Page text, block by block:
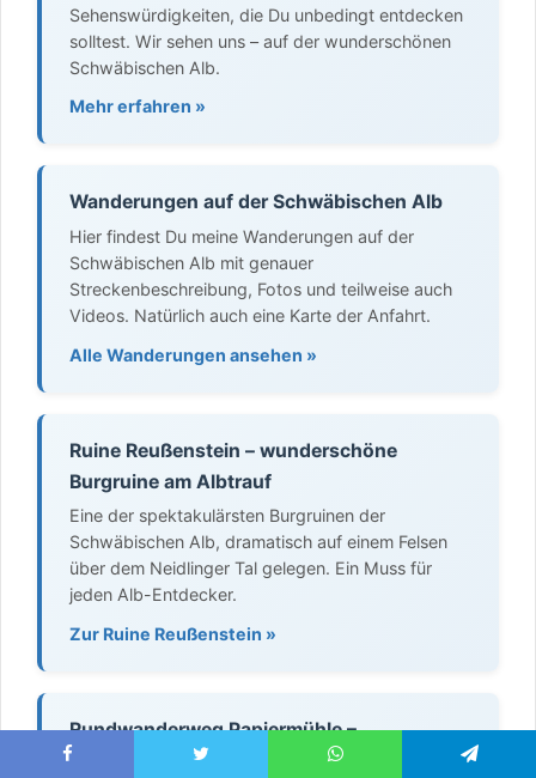
Sehenswürdigkeiten, die Du unbedingt entdecken
solltest. Wir sehen uns – auf der wunderschönen
Schwäbischen Alb.
Mehr erfahren »
Wanderungen auf der Schwäbischen Alb
Hier findest Du meine Wanderungen auf der
Schwäbischen Alb mit genauer
Streckenbeschreibung, Fotos und teilweise auch
Videos. Natürlich auch eine Karte der Anfahrt.
Alle Wanderungen ansehen »
Ruine Reußenstein – wunderschöne
Burgruine am Albtrauf
Eine der spektakulärsten Burgruinen der
Schwäbischen Alb, dramatisch auf einem Felsen
über dem Neidlinger Tal gelegen. Ein Muss für
jeden Alb-Entdecker.
Zur Ruine Reußenstein »
Rundwanderweg Papiermühle –
Filsursprung – Ruine Reußenstein – Autal